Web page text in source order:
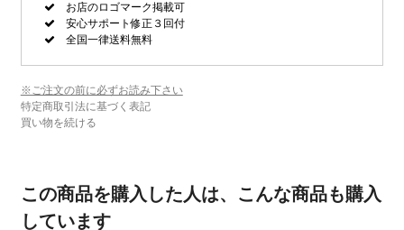
お店のロゴマーク掲載可
安心サポート修正３回付
全国一律送料無料
※ご注文の前に必ずお読み下さい
特定商取引法に基づく表記
買い物を続ける
この商品を購入した人は、こんな商品も購入
しています